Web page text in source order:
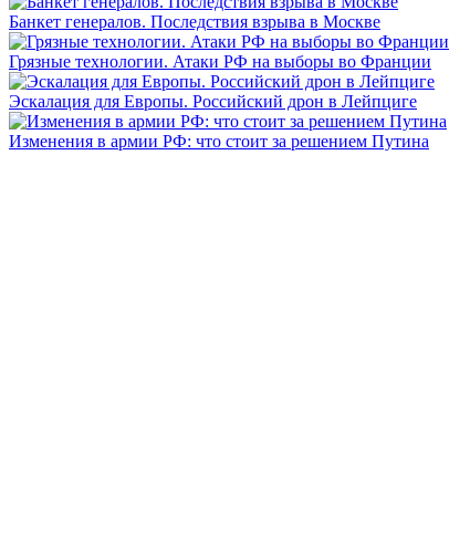
Банкет генералов. Последствия взрыва в Москве
Грязные технологии. Атаки РФ на выборы во Франции
Эскалация для Европы. Российский дрон в Лейпциге
Изменения в армии РФ: что стоит за решением Путина